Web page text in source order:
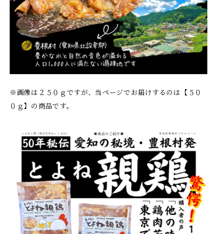
※画像は２５０ｇですが、当ページでお届けするのは【５０
０ｇ】の商品です。